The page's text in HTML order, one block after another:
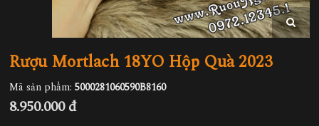
Rượu Mortlach 18YO Hộp Quà 2023
Mã sản phẩm: 5000281060590B8160
8.950.000 đ